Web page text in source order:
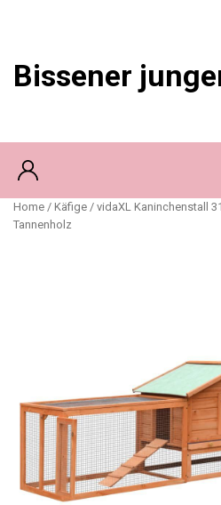
Bissener
Home / Käfige / vidaXL Kaninchenstall
Tannenholz